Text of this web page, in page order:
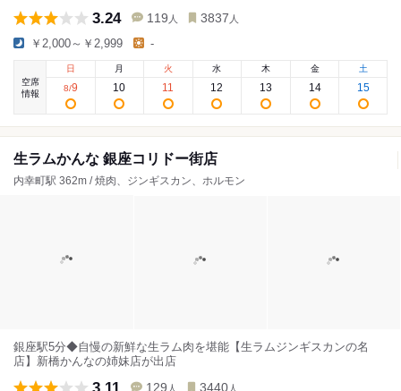
3.24 119 人 3837 人
￥2,000～￥2,999 -
空席
情報
日
8/9
月
10
火
11
水
12
木
13
金
14
土
15
生ラムかんな 銀座コリドー街店
内幸町駅 362m / 焼肉、ジンギスカン、ホルモン
銀座駅5分◆自慢の新鮮な生ラム肉を堪能【生ラムジンギスカンの名
店】新橋かんなの姉妹店が出店
129 人 3440 人